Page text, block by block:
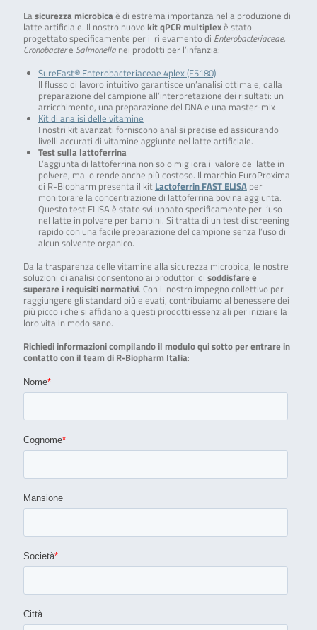
La sicurezza microbicaè di estrema importanza nella produzione di
latte artificiale. Il nostro nuovokit qPCR multiplexè stato
progettato specificamente per il rilevamento di Enterobacteriaceae,
Cronobactere Salmonellanei prodotti per l’infanzia:
SureFast® Enterobacteriaceae 4plex (F5180)
Il flusso di lavoro intuitivo garantisce un’analisi ottimale, dalla
preparazione del campione all’interpretazione dei risultati: un
arricchimento, una preparazione del DNA e una master-mix
Kit di analisi delle vitamine
I nostri kit avanzati forniscono analisi precise ed assicurando
livelli accurati di vitamine aggiunte nel latte artificiale.
Test sulla lattoferrina
L’aggiunta di lattoferrina non solo migliora il valore del latte in
polvere, ma lo rende anche più costoso. Il marchio EuroProxima
di R-Biopharm presenta il kit Lactoferrin FAST ELISAper
monitorare la concentrazione di lattoferrina bovina aggiunta.
Questo test ELISA è stato sviluppato specificamente per l’uso
nel latte in polvere per bambini. Si tratta di un test di screening
rapido con una facile preparazione del campione senza l’uso di
alcun solvente organico.
Dalla trasparenza delle vitamine alla sicurezza microbica, le nostre
soluzioni di analisi consentono ai produttori di soddisfare e
superare i requisiti normativi. Con il nostro impegno collettivo per
raggiungere gli standard più elevati, contribuiamo al benessere dei
più piccoli che si affidano a questi prodotti essenziali per iniziare la
loro vita in modo sano.
Richiedi informazioni compilando il modulo qui sotto per entrare in
contatto con il team di R-Biopharm Italia: